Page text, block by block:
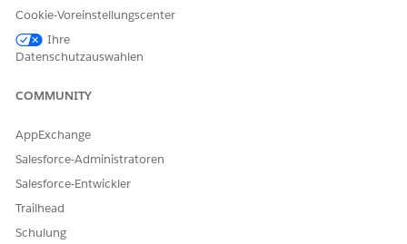
klicken Sie auf
Bearbeiten
Wählen Sie im Dropdown-Menü eine andere Mediendatei
aus.
Klicken Sie aufSpeichern
KONNTEN SIE IHR PROBLEM MITHILFE DIESES ARTIKELS
Geben Sie uns Feedback, damit wir uns verbessern können.
Cookie-Voreinstellungscenter
Ihre
Datenschutzauswahlen
COMMUNITY
AppExchange
Salesforce-Administratoren
Salesforce-Entwickler
Trailhead
Schulung